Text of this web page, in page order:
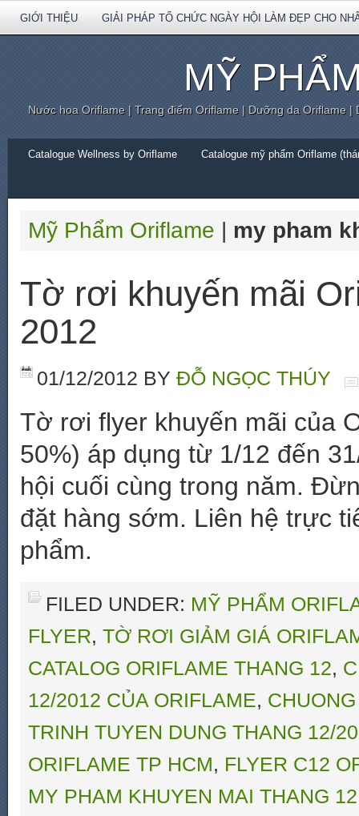
GIỚI THIỆU GIẢI PHÁP TỔ CHỨC NGÀY HỘI LÀM ĐẸP CHO
MỸ
Nước hoa Oriflame | Trang điểm Oriflame | Dưỡng da Oriflame
Catalogue Wellness by Oriflame Catalogue mỹ phẩm Oriflame
Mỹ Phẩm Oriflame | my pham
Tờ rơi khuyến mãi
2012
01/12/2012 BY ĐỖ NGỌC THÚY
Tờ rơi flyer khuyến mãi của
50%) áp dụng từ 1/12 đến
hội cuối cùng trong năm.
đặt hàng sớm. Liên hệ trực
phẩm.
FILED UNDER: MỸ PHẨM
FLYER, TỜ RƠI GIẢM GIÁ
CATALOG ORIFLAME THANG 12,
12/2012 CỦA ORIFLAME,
TRINH TUYEN DUNG THANG 12/
ORIFLAME TP HCM, FLYER C12
MY PHAM KHUYEN MAI THANG 12